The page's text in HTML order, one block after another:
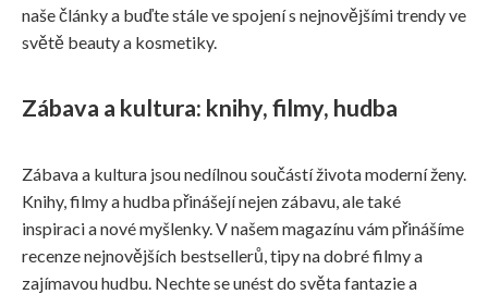
naše články a buďte stále ve spojení s nejnovějšími trendy ve
světě beauty a kosmetiky.
Zábava a kultura: knihy, filmy, hudba
Zábava a kultura jsou nedílnou součástí života moderní ženy.
Knihy, filmy a hudba přinášejí nejen zábavu, ale také
inspiraci a nové myšlenky. V našem magazínu vám přinášíme
recenze nejnovějších bestsellerů, tipy na dobré filmy a
zajímavou hudbu. Nechte se unést do světa fantazie a